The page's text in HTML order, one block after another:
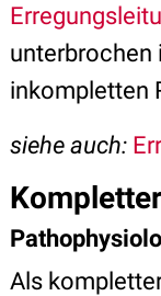
unterbrochen
inkompletten
siehe auch:
Als